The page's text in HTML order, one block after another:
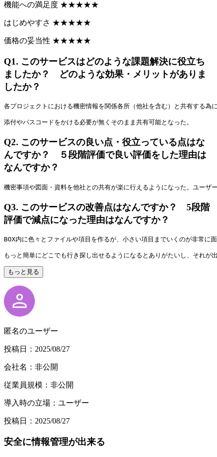
機能への満足度 ★★★★★
はじめやすさ ★★★★★
価格の妥当性 ★★★★★
Q1. このサービスはどのような課題解決に役立ち
ましたか？ どのような効果・メリットがありま
したか？
各プロジェクトにおける機密情報を関係各所（他社を含む）と共有する為
添付やパスコードをかける必要が無くそのまま共有可能となった。
Q2. このサービスの良い点・役立っている点はな
んですか？ ５段階評価で良い評価をした理由は
なんですか？
機密事項や図面・資料を他社との共有が楽に行えるようになった。ユーザ
Q3. このサービスの改善点はなんですか？ 5段階
評価で減点になった理由はなんですか？
BOX内に色々とファイルや項目を作るが、小さい項目までいくのが非常に
もっと簡単にどこでも行き探し出せるようになるとありがたいし、それが
もっと見る
匿名のユーザー
投稿日：2025/08/27
会社名：非公開
従業員規模：非公開
導入時の立場：ユーザー
投稿日：2025/08/27
安全に情報管理が出来る